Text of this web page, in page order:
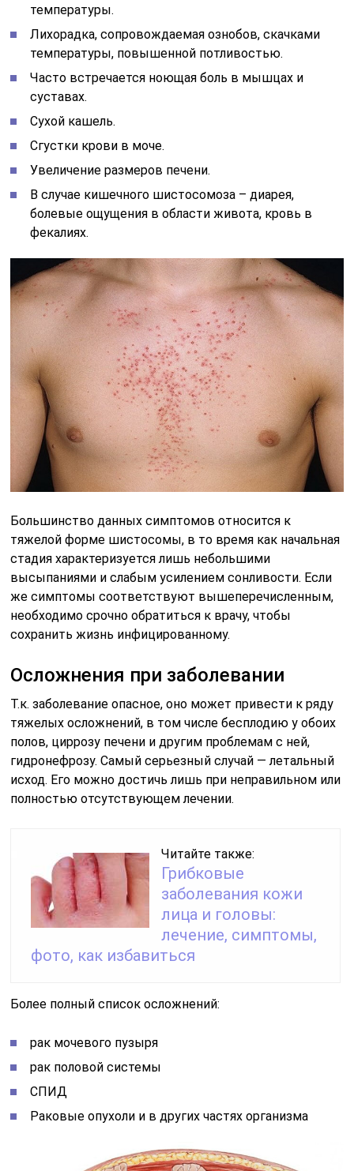
температуры.
Лихорадка, сопровождаемая ознобов, скачками
температуры, повышенной потливостью.
Часто встречается ноющая боль в мышцах и
суставах.
Сухой кашель.
Сгустки крови в моче.
Увеличение размеров печени.
В случае кишечного шистосомоза – диарея,
болевые ощущения в области живота, кровь в
фекалиях.
Большинство данных симптомов относится к
тяжелой форме шистосомы, в то время как начальная
стадия характеризуется лишь небольшими
высыпаниями и слабым усилением сонливости. Если
же симптомы соответствуют вышеперечисленным,
необходимо срочно обратиться к врачу, чтобы
сохранить жизнь инфицированному.
Осложнения при заболевании
Т.к. заболевание опасное, оно может привести к ряду
тяжелых осложнений, в том числе бесплодию у обоих
полов, циррозу печени и другим проблемам с ней,
гидронефрозу. Самый серьезный случай — летальный
исход. Его можно достичь лишь при неправильном или
полностью отсутствующем лечении.
Читайте также:
Грибковые
заболевания кожи
лица и головы:
лечение, симптомы,
фото, как избавиться
Более полный список осложнений:
рак мочевого пузыря
рак половой системы
СПИД
Раковые опухоли и в других частях организма